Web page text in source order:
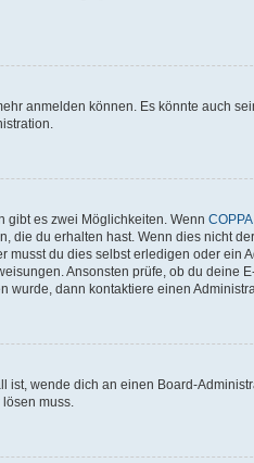
anmelden können. Es könnte auch
gibt es zwei Möglichkeiten. Wenn COPPA
die du erhalten hast. Wenn dies nicht
du dies selbst erledigen oder ein
Ansonsten prüfe, ob du deine
wurde, dann kontaktiere einen
wende dich an einen Board-
muss.